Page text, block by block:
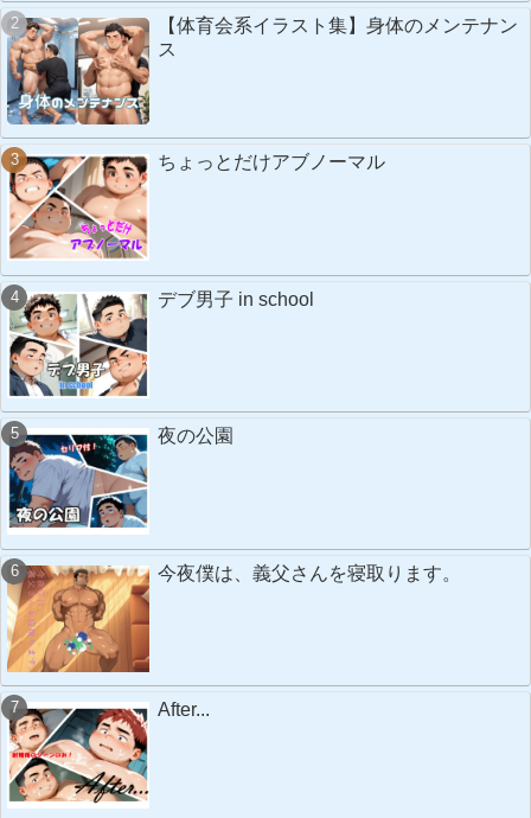
【体育会系イラスト集】身体のメンテナン
ス
ちょっとだけアブノーマル
デブ男子 in school
夜の公園
今夜僕は、義父さんを寝取ります。
After...